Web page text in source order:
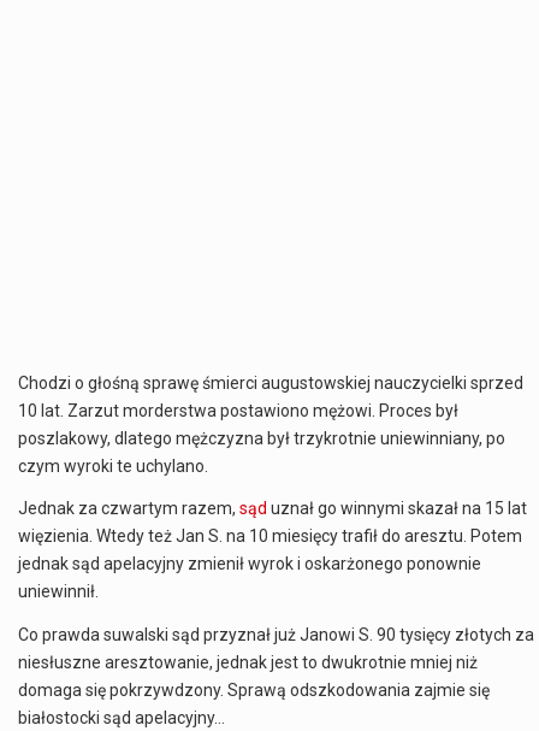
Chodzi o głośną sprawę śmierci augustowskiej nauczycielki sprzed
10 lat. Zarzut morderstwa postawiono mężowi. Proces był
poszlakowy, dlatego mężczyzna był trzykrotnie uniewinniany, po
czym wyroki te uchylano.
Jednak za czwartym razem, sąd uznał go winnymi skazał na 15 lat
więzienia. Wtedy też Jan S. na 10 miesięcy trafił do aresztu. Potem
jednak sąd apelacyjny zmienił wyrok i oskarżonego ponownie
uniewinnił.
Co prawda suwalski sąd przyznał już Janowi S. 90 tysięcy złotych za
niesłuszne aresztowanie, jednak jest to dwukrotnie mniej niż
domaga się pokrzywdzony. Sprawą odszkodowania zajmie się
białostocki sąd apelacyjny…